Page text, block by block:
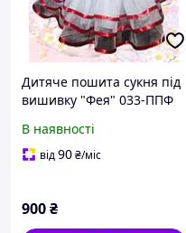
Дитяче пошита сукня під
вишивку "Фея" 033-ППФ
В наявності
від90₴/міс
900₴